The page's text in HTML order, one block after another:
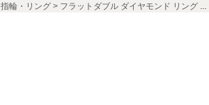
指輪・リング フラットダブル ダイヤモンド リング -シルバー/指輪